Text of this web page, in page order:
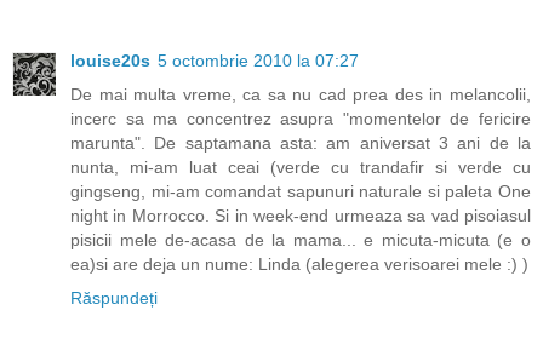
louise20s 5 octombrie 2010 la 07:27
De mai multa vreme, ca sa nu cad prea des in melancolii,
incerc sa ma concentrez asupra "momentelor de fericire
marunta". De saptamana asta: am aniversat 3 ani de la
nunta, mi-am luat ceai (verde cu trandafir si verde cu
gingseng, mi-am comandat sapunuri naturale si paleta One
night in Morrocco. Si in week-end urmeaza sa vad pisoiasul
pisicii mele de-acasa de la mama... e micuta-micuta (e o
ea)si are deja un nume: Linda (alegerea verisoarei mele :) )
Răspundeți